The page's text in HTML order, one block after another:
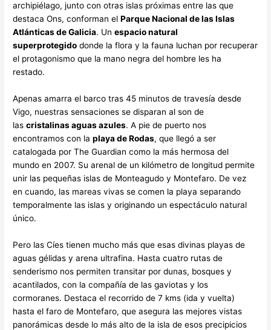
archipiélago, junto con otras islas próximas entre las que
destaca Ons, conforman elParque Nacional de las Islas
Atlánticas de Galicia. Unespacio natural
superprotegido donde la flora y la fauna luchan por recuperar
el protagonismo que la mano negra del hombre les ha
restado.
Apenas amarra el barco tras 45 minutos de travesía desde
Vigo, nuestras sensaciones se disparan al son de
lascristalinas aguas azules. A pie de puerto nos
encontramos con laplaya de Rodas, que llegó a ser
catalogada por The Guardian como la más hermosa del
mundo en 2007. Su arenal de un kilómetro de longitud permite
unir las pequeñas islas de Monteagudo y Montefaro. De vez
en cuando, las mareas vivas se comen la playa separando
temporalmente las islas y originando un espectáculo natural
único.
Pero las Cíes tienen mucho más que esas divinas playas de
aguas gélidas y arena ultrafina. Hasta cuatro rutas de
senderismo nos permiten transitar por dunas, bosques y
acantilados, con la compañía de las gaviotas y los
cormoranes. Destaca el recorrido de 7 kms (ida y vuelta)
hasta el faro de Montefaro, que asegura las mejores vistas
panorámicas desde lo más alto de la isla de esos precipicios